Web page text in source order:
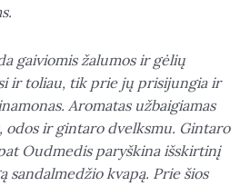
gaiviomis žalumos ir gėlių
ir toliau, tik prie jų prisijungia ir
Aromatas užbaigiamas
odos ir gintaro dvelksmu. Gintaro
Oudmedis paryškina išskirtinį
kvapą. Prie šios